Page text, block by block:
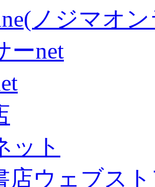
ノジマオ
ーnet
ット
店ウェブス